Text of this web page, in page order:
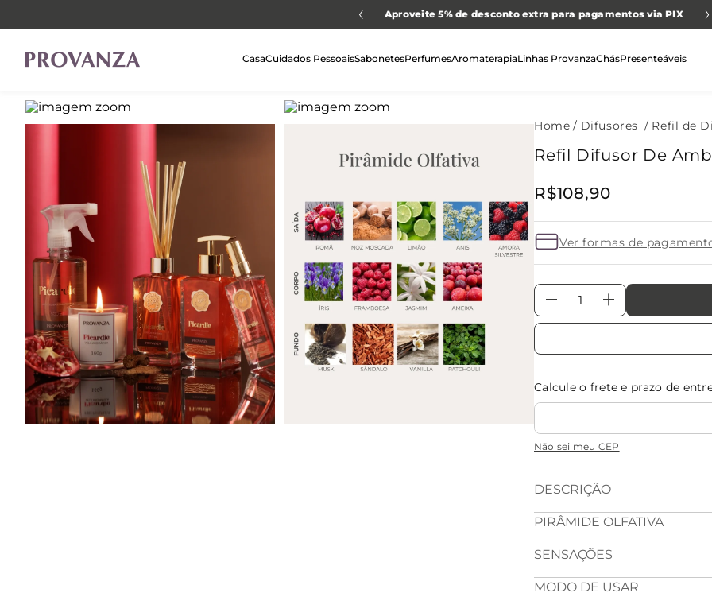
Aproveite 5% de desconto extra para pagamentos via PIX
CasaCuidados PessoaisSabonetesPerfumesAromaterapiaLinhas ProvanzaChásPresenteáveis
Difusores Refil de
Refil Difusor De
R$108,90
Ver formas de
＋
－
Calcule o frete e prazo de
Não sei meu CEP
DESCRIÇÃO
PIRÂMIDE OLFATIVA
SENSAÇÕES
MODO DE USAR